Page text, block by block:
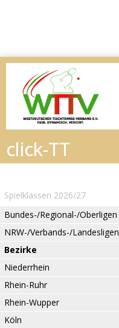
Spielklassen 2026/27
Bundes-/Regional-/Oberligen
NRW-/Verbands-/Landesligen
Bezirke
Niederrhein
Rhein-Ruhr
Rhein-Wupper
Köln